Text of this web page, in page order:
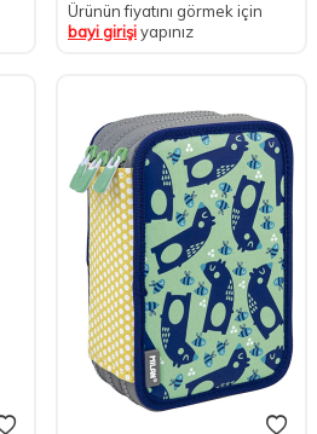
Ürünün fiyatını görmek için
bayi girişiyapınız